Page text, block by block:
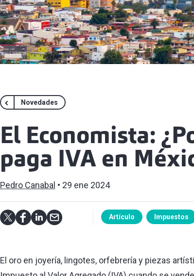
Novedades
El Economista:
paga IVA en
Pedro Canabal 29 ene 2024
Artículo Impuestos
El oro en joyería, lingotes, orfebrería y piezas